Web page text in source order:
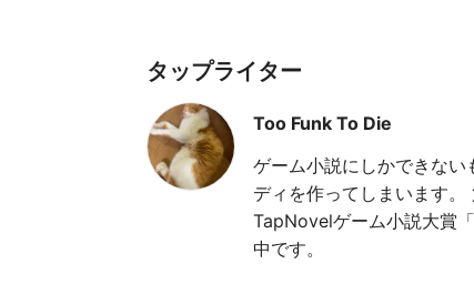
タップライター
Too Funk To Die
ゲーム小説にしかできない
ディを作ってしまいます
TapNovelゲーム小説大賞
中です。